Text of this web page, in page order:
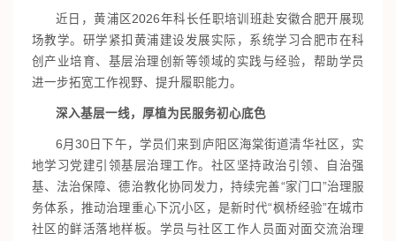
近日，黄浦区2026年科长任职培训班赴安徽合肥开展现
场教学。研学紧扣黄浦建设发展实际，系统学习合肥市在科
创产业培育、基层治理创新等领域的实践与经验，帮助学员
进一步拓宽工作视野、提升履职能力。
深入基层一线，厚植为民服务初心底色
6月30日下午，学员们来到庐阳区海棠街道清华社区，实
地学习党建引领基层治理工作。社区坚持政治引领、自治强
基、法治保障、德治教化协同发力，持续完善“家门口”治理服
务体系，推动治理重心下沉小区，是新时代“枫桥经验”在城市
社区的鲜活落地样板。学员与社区工作人员面对面交流治理